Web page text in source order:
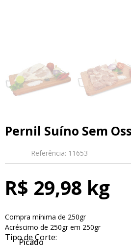
Pernil Suíno Sem
Referência: 11653
R$ 29,98 kg
Compra mínima de 250gr
Acréscimo de 250gr em 250gr
Tipo de Corte:
Picado